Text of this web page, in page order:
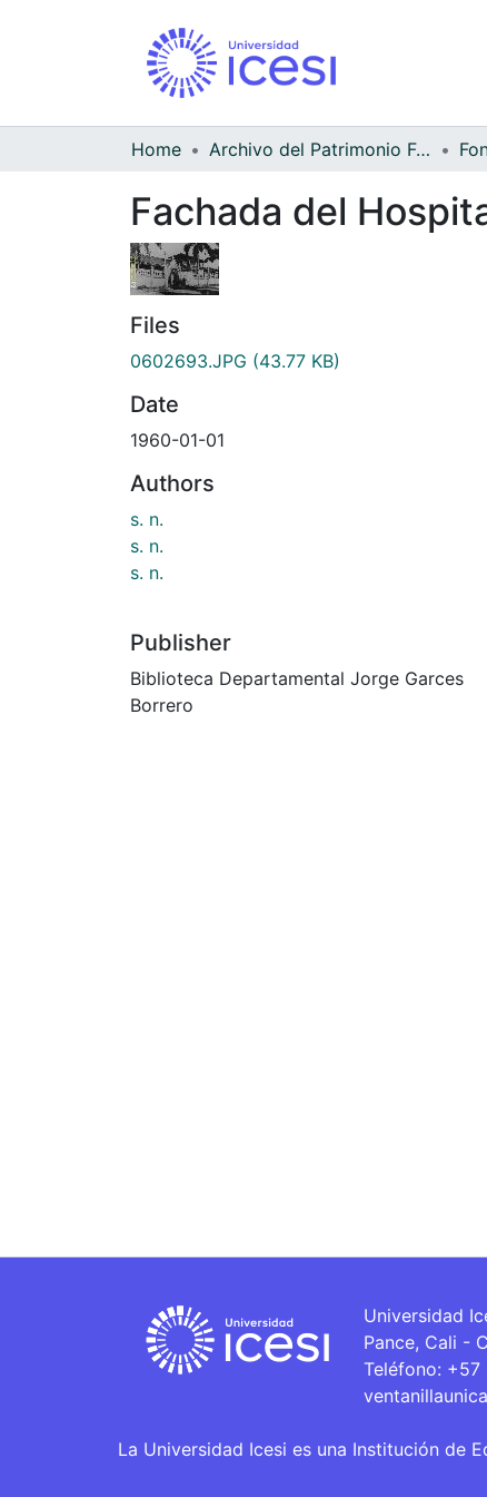
Home Archivo del Patrimonio Fotográfico y Fílmico del Valle del Cauca
Fachada del
Files
0602693.JPG (43.77 KB)
Date
1960-01-01
Authors
s. n.
s. n.
s. n.
Publisher
Biblioteca Departamental Jorge Garces
Borrero
Universidad
Pance, Cali -
Teléfono:
La Universidad Icesi es una Institución de